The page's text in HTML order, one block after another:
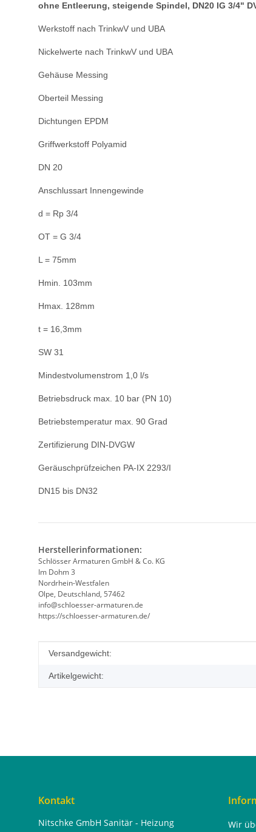
ohne Entleerung, steigende Spindel, DN20 IG 3/4"
Werkstoff nach TrinkwV und UBA
Nickelwerte nach TrinkwV und UBA
Gehäuse Messing
Oberteil Messing
Dichtungen EPDM
Griffwerkstoff Polyamid
DN 20
Anschlussart Innengewinde
d = Rp 3/4
OT = G 3/4
L = 75mm
Hmin. 103mm
Hmax. 128mm
t = 16,3mm
SW 31
Mindestvolumenstrom 1,0 l/s
Betriebsdruck max. 10 bar (PN 10)
Betriebstemperatur max. 90 Grad
Zertifizierung DIN-DVGW
Geräuschprüfzeichen PA-IX 2293/I
DN15 bis DN32
Herstellerinformationen:
Schlösser Armaturen GmbH & Co. KG
Im Dohm 3
Nordrhein-Westfalen
Olpe, Deutschland, 57462
info@schloesser-armaturen.de
https://schloesser-armaturen.de/
Produkteigenschaft
Wert
Versandgewicht:
Artikelgewicht:
Kontakt
Nitschke GmbH Sanitär - Heizung
Wir